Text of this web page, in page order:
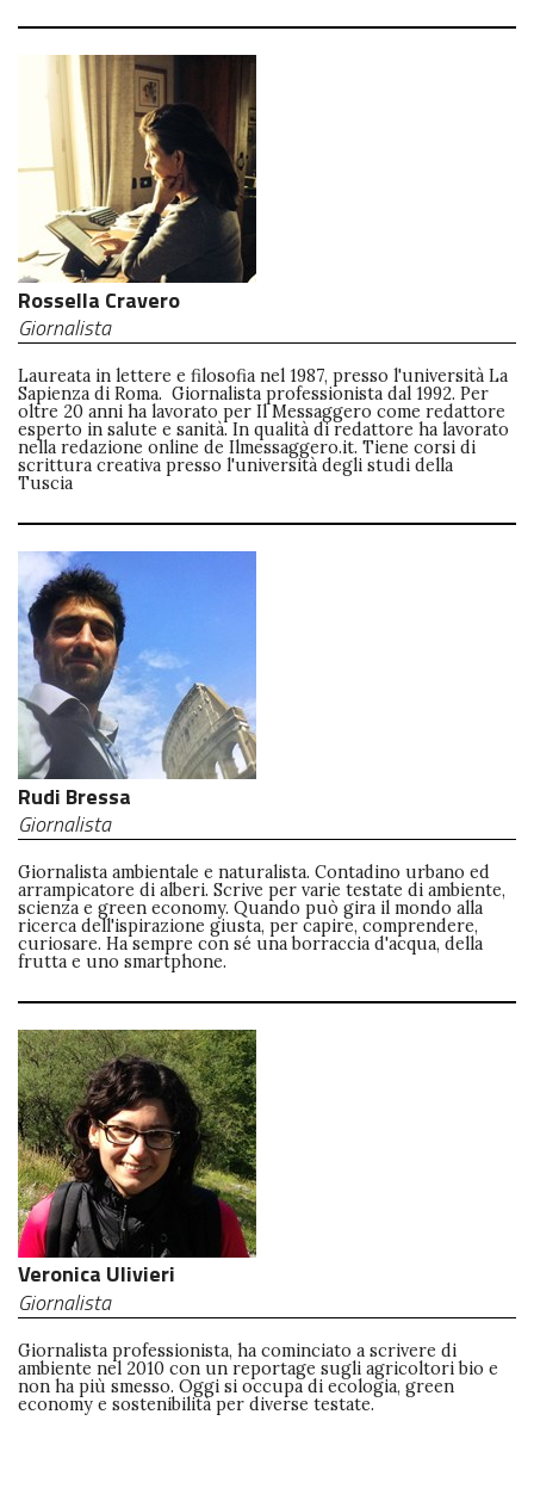
Rossella Cravero
Giornalista
Laureata in lettere e filosofia nel 1987, presso l'università La
Sapienza di Roma. Giornalista professionista dal 1992. Per
oltre 20 anni ha lavorato per Il Messaggero come redattore
esperto in salute e sanità. In qualità di redattore ha lavorato
nella redazione online de Ilmessaggero.it. Tiene corsi di
scrittura creativa presso l'università degli studi della
Tuscia
Rudi Bressa
Giornalista
Giornalista ambientale e naturalista. Contadino urbano ed
arrampicatore di alberi. Scrive per varie testate di ambiente,
scienza e green economy. Quando può gira il mondo alla
ricerca dell'ispirazione giusta, per capire, comprendere,
curiosare. Ha sempre con sé una borraccia d'acqua, della
frutta e uno smartphone.
Veronica Ulivieri
Giornalista
Giornalista professionista, ha cominciato a scrivere di
ambiente nel 2010 con un reportage sugli agricoltori bio e
non ha più smesso. Oggi si occupa di ecologia, green
economy e sostenibilità per diverse testate.